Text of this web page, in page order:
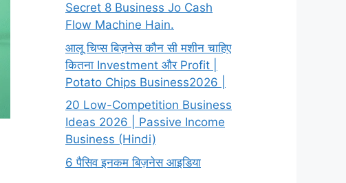
Secret 8 Business Jo Cash
Flow Machine Hain.
आलू चिप्स बिज़नेस कौन सी मशीन चाहिए
कितना Investment और Profit |
Potato Chips Business2026 |
20 Low-Competition Business
Ideas 2026 | Passive Income
Business (Hindi)
6 पैसिव इनकम बिज़नेस आइडिया